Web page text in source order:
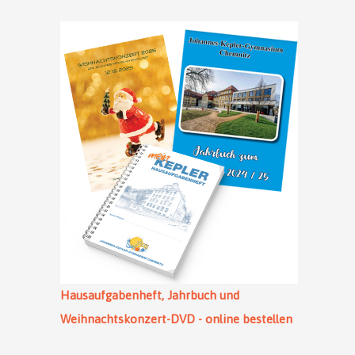
Hausaufgabenheft, Jahrbuch und
Weihnachtskonzert-DVD - online bestellen